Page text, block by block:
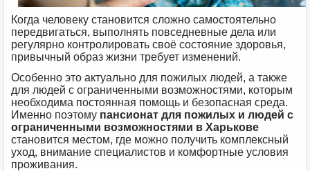
Когда человеку становится сложно самостоятельно
передвигаться, выполнять повседневные дела или
регулярно контролировать своё состояние здоровья,
привычный образ жизни требует изменений.
Особенно это актуально для пожилых людей, а также
для людей с ограниченными возможностями, которым
необходима постоянная помощь и безопасная среда.
Именно поэтому пансионат для пожилых и людей с
ограниченными возможностями в Харькове
становится местом, где можно получить комплексный
уход, внимание специалистов и комфортные условия
проживания.